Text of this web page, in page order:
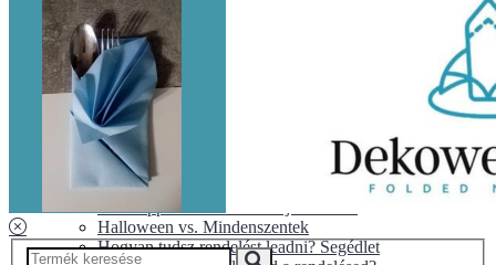
Hírek
ÁSZF
Adatvédelem
BLOG
Halloween vs. Mindenszentek
Hogyan tudsz rendelést leadni? Segédlet